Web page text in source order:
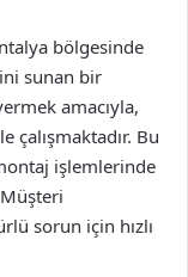
bölgesinde
sunan bir
amacıyla,
çalışmaktadır. Bu
işlemlerinde
sorun için hızlı